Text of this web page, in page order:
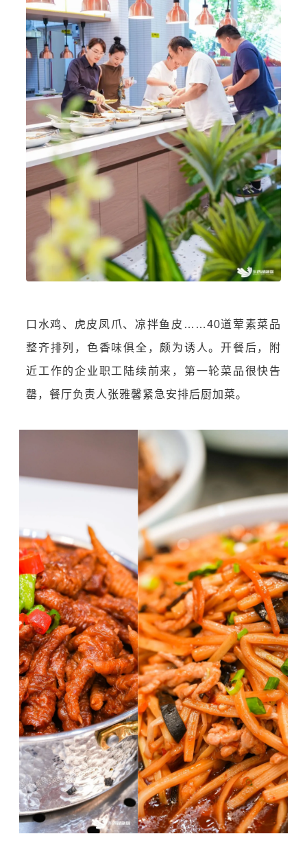
口水鸡、虎皮凤爪、凉拌鱼皮……40道荤素菜品
整齐排列，色香味俱全，颇为诱人。开餐后，附
近工作的企业职工陆续前来，第一轮菜品很快告
罄，餐厅负责人张雅馨紧急安排后厨加菜。